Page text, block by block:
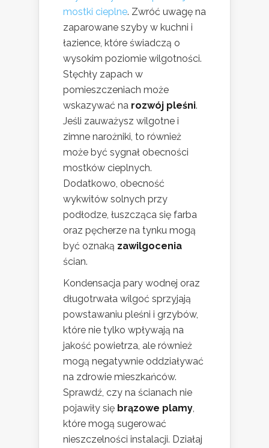
mostki cieplne. Zwróć uwagę na
zaparowane szyby w kuchni i
łazience, które świadczą o
wysokim poziomie wilgotności.
Stęchły zapach w
pomieszczeniach może
wskazywać na rozwój pleśni.
Jeśli zauważysz wilgotne i
zimne narożniki, to również
może być sygnał obecności
mostków cieplnych.
Dodatkowo, obecność
wykwitów solnych przy
podłodze, łuszcząca się farba
oraz pęcherze na tynku mogą
być oznaką zawilgocenia
ścian.
Kondensacja pary wodnej oraz
długotrwała wilgoć sprzyjają
powstawaniu pleśni i grzybów,
które nie tylko wpływają na
jakość powietrza, ale również
mogą negatywnie oddziaływać
na zdrowie mieszkańców.
Sprawdź, czy na ścianach nie
pojawiły się brązowe plamy
które mogą sugerować
nieszczelności instalacji. Działaj